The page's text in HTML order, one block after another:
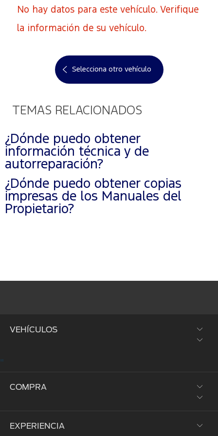
No hay datos para este vehículo. Verifique
la información de su vehículo.
Selecciona otro vehículo
TEMAS RELACIONADOS
¿Dónde puedo obtener
información técnica y de
autorreparación?
¿Dónde puedo obtener copias
impresas de los Manuales del
Propietario?
VEHÍCULOS
"
COMPRA
Prueba de Manejo
EXPERIENCIA